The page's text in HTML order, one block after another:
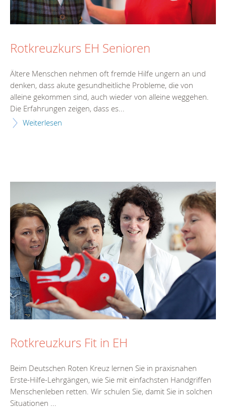
Rotkreuzkurs EH Senioren
Ältere Menschen nehmen oft fremde Hilfe ungern an und
denken, dass akute gesundheitliche Probleme, die von
alleine gekommen sind, auch wieder von alleine weggehen.
Die Erfahrungen zeigen, dass es...
Weiterlesen
Rotkreuzkurs Fit in EH
Beim Deutschen Roten Kreuz lernen Sie in praxisnahen
Erste-Hilfe-Lehrgängen, wie Sie mit einfachsten Handgriffen
Menschenleben retten. Wir schulen Sie, damit Sie in solchen
Situationen ...